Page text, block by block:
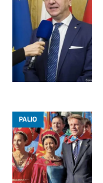
PALIO